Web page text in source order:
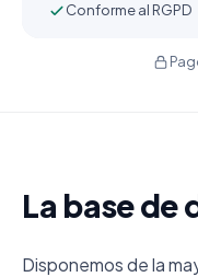
Conforme al RGPD
La base de
Disponemos de la